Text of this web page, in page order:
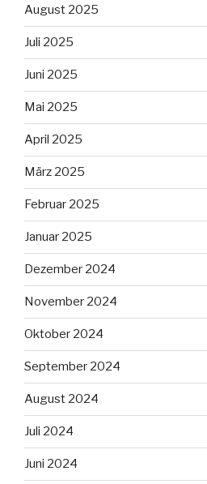
August 2025
Juli 2025
Juni 2025
Mai 2025
April 2025
März 2025
Februar 2025
Januar 2025
Dezember 2024
November 2024
Oktober 2024
September 2024
August 2024
Juli 2024
Juni 2024